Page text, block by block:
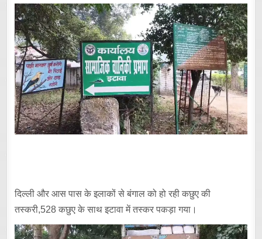
दिल्ली और आस पास के इलाकों से बंगाल को हो रही कछुए की
तस्करी,528 कछुए के साथ इटावा में तस्कर पकड़ा गया।